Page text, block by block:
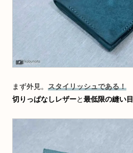
まず外見。 スタイリッシュである！
切りっぱなしレザーと最低限の縫い目